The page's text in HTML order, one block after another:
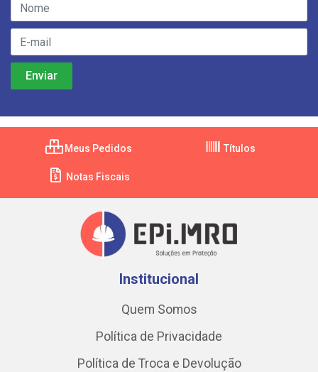
Meus Pedidos Títulos
Notas Fiscais
Institucional
Quem Somos
Política de Privacidade
Política de Troca e Devolução